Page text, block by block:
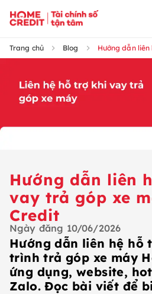
Trang chủ Blog Hướng dẫn
Hướng dẫn liên
vay trả góp xe
Credit
Ngày đăng 10/06/2026
Hướng dẫn liên hệ hỗ
trình trả góp xe máy
ứng dụng, website,
Zalo. Đọc bài viết để